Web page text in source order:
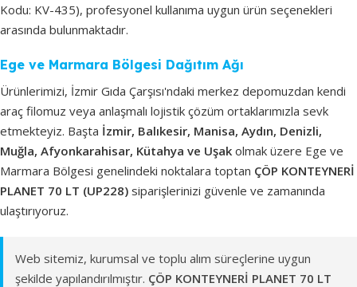
Kodu: KV-435), profesyonel kullanıma uygun ürün seçenekleri
arasında bulunmaktadır.
Ege ve Marmara Bölgesi Dağıtım Ağı
Ürünlerimizi, İzmir Gıda Çarşısı'ndaki merkez depomuzdan kendi
araç filomuz veya anlaşmalı lojistik çözüm ortaklarımızla sevk
etmekteyiz. Başta İzmir, Balıkesir, Manisa, Aydın, Denizli,
Muğla, Afyonkarahisar, Kütahya ve Uşak olmak üzere Ege ve
Marmara Bölgesi genelindeki noktalara toptan ÇÖP KONTEYNERİ
PLANET 70 LT (UP228) siparişlerinizi güvenle ve zamanında
ulaştırıyoruz.
Web sitemiz, kurumsal ve toplu alım süreçlerine uygun
şekilde yapılandırılmıştır. ÇÖP KONTEYNERİ PLANET 70 LT